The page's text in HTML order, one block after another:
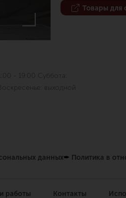
Товары для
- 19:00 Суббота:
выходной
данных✒ Политика в
работы Контакты